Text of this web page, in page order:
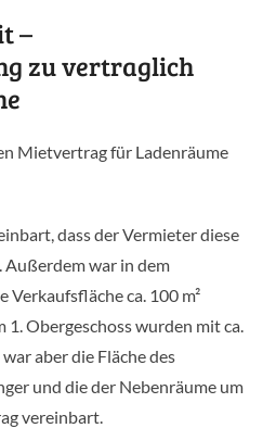
–
zu vertraglich
Mietvertrag für Ladenräume
dass der Vermieter diese
Außerdem war in dem
Verkaufsfläche ca. 100 m²
Obergeschoss wurden mit ca.
aber die Fläche des
und die der Nebenräume um
vereinbart.